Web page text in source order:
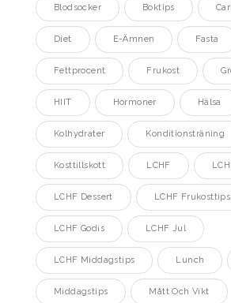
Blodsocker Boktips
Diet E-Ämnen Fasta
Fettprocent Frukost
HIIT Hormoner Hälsa
Kolhydrater Konditionsträning
Kosttillskott LCHF
LCHF Dessert LCHF Frukosttips
LCHF Godis LCHF Jul
LCHF Middagstips Lunch
Middagstips Mått Och Vikt